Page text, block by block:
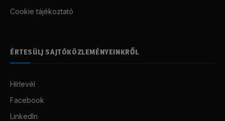
Cookie tájékoztató
ÉRTESÜLJ SAJTÓKÖZLEMÉNYEINKRŐL
Hírlevél
Facebook
LinkedIn